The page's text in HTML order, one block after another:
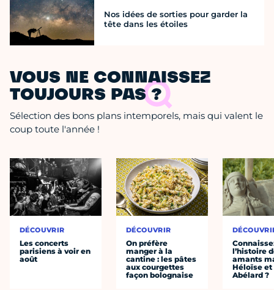
Nos idées de sorties pour garder la
tête dans les étoiles
VOUS NE CONNAISSEZ
TOUJOURS PAS ?
Sélection des bons plans intemporels, mais qui valent le
coup toute l'année !
DÉCOUVRIR
Les concerts
parisiens à voir en
août
DÉCOUVRIR
On préfère
manger à la
cantine : les pâtes
aux courgettes
façon bolognaise
l’histoire
amants
Héloïse et
Abélard ?